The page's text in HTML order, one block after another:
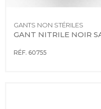
GANTS NON STÉRILES
GANT NITRILE NOIR
RÉF. 60755